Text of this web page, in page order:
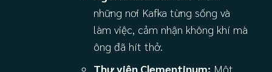
những nơi Kafka từng sống và
làm việc, cảm nhận không khí mà
ông đã hít thở.
Thư viện Clementinum: Một